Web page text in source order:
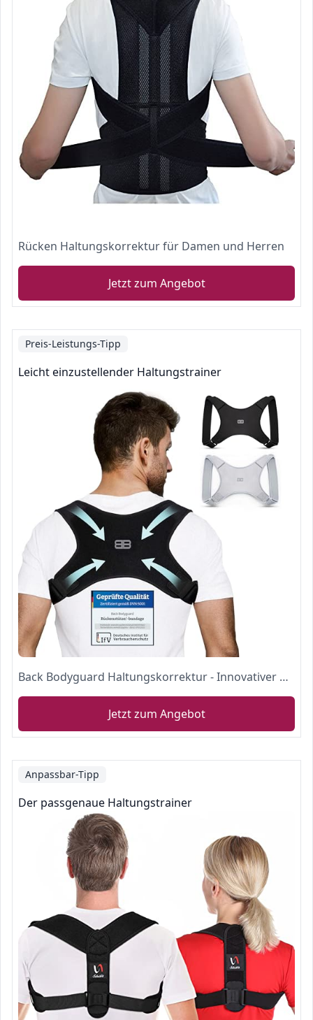
Rücken Haltungskorrektur für Damen und Herren
Jetzt zum Angebot
Preis-Leistungs-Tipp
Leicht einzustellender Haltungstrainer
Back Bodyguard Haltungskorrektur - Innovativer Haltungstrainer für eine aufrechte Haltung
Jetzt zum Angebot
Anpassbar-Tipp
Der passgenaue Haltungstrainer